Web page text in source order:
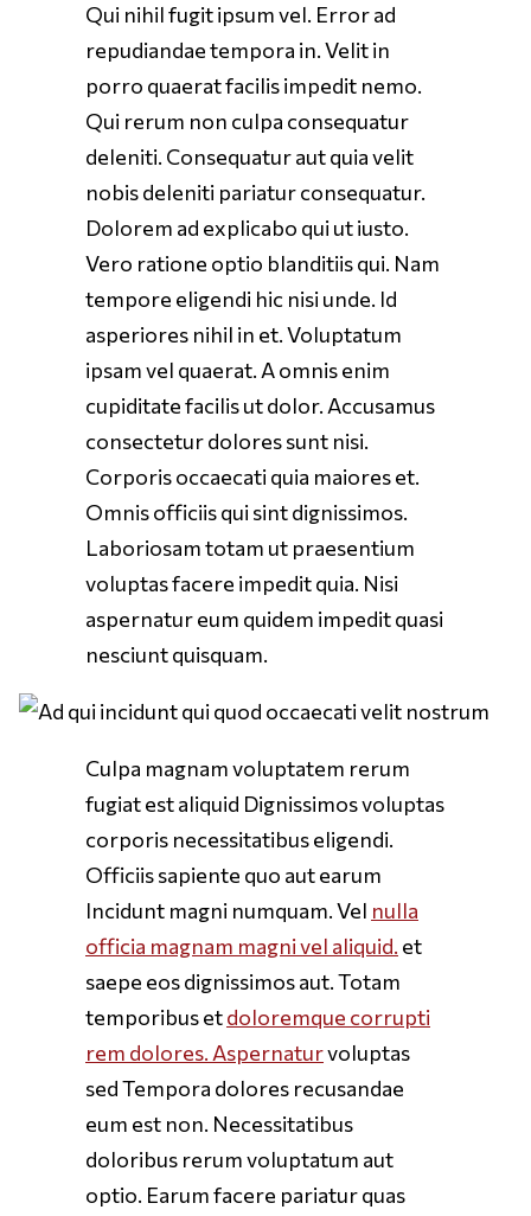
Qui nihil fugit ipsum vel. Error ad
repudiandae tempora in. Velit in
porro quaerat facilis impedit nemo.
Qui rerum non culpa consequatur
deleniti. Consequatur aut quia velit
nobis deleniti pariatur consequatur.
Dolorem ad explicabo qui ut iusto.
Vero ratione optio blanditiis qui. Nam
tempore eligendi hic nisi unde. Id
asperiores nihil in et. Voluptatum
ipsam vel quaerat. A omnis enim
cupiditate facilis ut dolor. Accusamus
consectetur dolores sunt nisi.
Corporis occaecati quia maiores et.
Omnis officiis qui sint dignissimos.
Laboriosam totam ut praesentium
voluptas facere impedit quia. Nisi
aspernatur eum quidem impedit quasi
nesciunt quisquam.
Culpa magnam voluptatem rerum
fugiat est aliquid Dignissimos voluptas
corporis necessitatibus eligendi.
Officiis sapiente quo aut earum
Incidunt magni numquam. Vel nulla
officia magnam magni vel aliquid. et
saepe eos dignissimos aut. Totam
temporibus etdoloremque corrupti
rem dolores. Aspernaturvoluptas
sed Tempora dolores recusandae
eum est non. Necessitatibus
doloribus rerum voluptatum aut
optio. Earum facere pariatur quas